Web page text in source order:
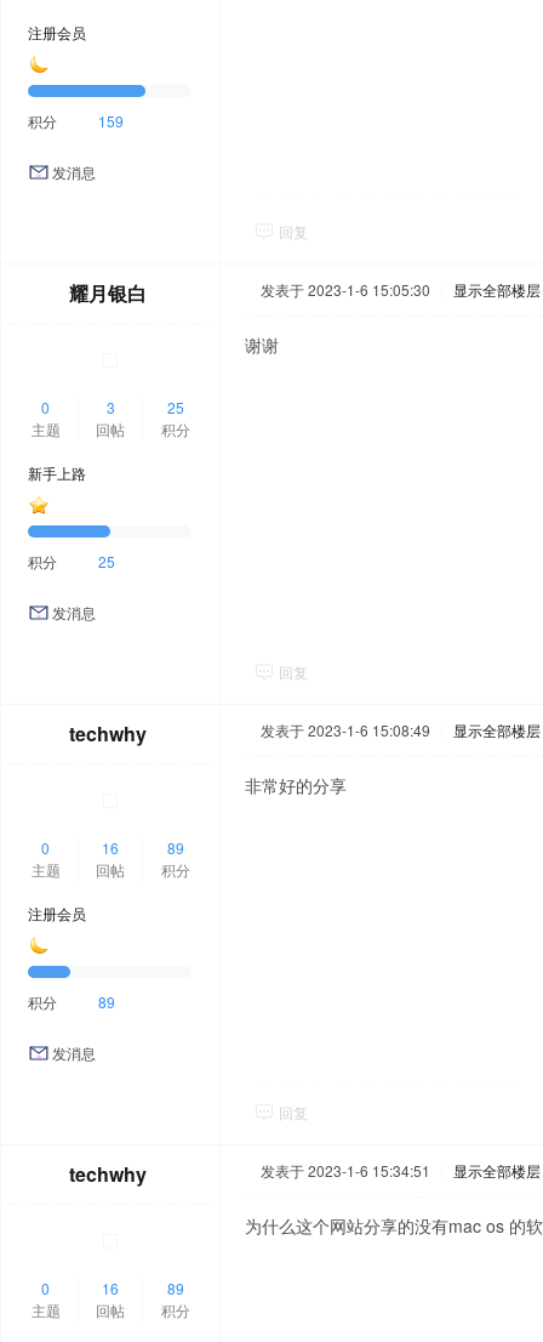
注册会员
积分 159
发消息
回复
耀月银白
0
主题
3
回帖
25
积分
新手上路
积分 25
发消息
发表于 2023-1-6 15:05:30 显示全部楼层
谢谢
回复
techwhy
0
主题
16
回帖
89
积分
注册会员
积分 89
发消息
发表于 2023-1-6 15:08:49 显示全部楼层
非常好的分享
回复
techwhy
0
主题
16
回帖
89
积分
发表于 2023-1-6 15:34:51 显示全部楼层
为什么这个网站分享的没有mac os 的